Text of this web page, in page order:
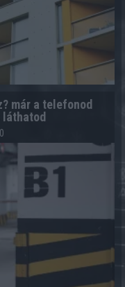
már a telefonod